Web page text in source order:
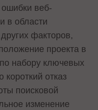
ошибки веб-
в области
факторов,
проекта в
набору ключевых
отказ
поисковой
изменение